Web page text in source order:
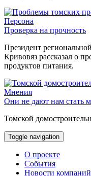
Персона
Проверка на прочность
Президент
Кривовяз рассказал о
продуктов питания.
Мнения
Они не дают нам стать
Томской
Toggle navigation
О проекте
События
Новости компаний